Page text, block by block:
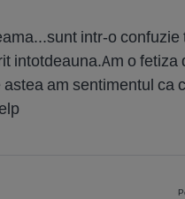
intr-o confuzie
intotdeauna.Am o fetiza
am sentimentul ca